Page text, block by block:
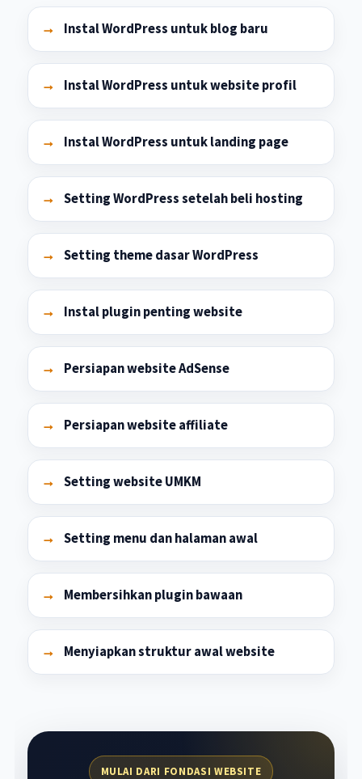
Instal WordPress untuk blog baru
Instal WordPress untuk website profil
Instal WordPress untuk landing page
Setting WordPress setelah beli hosting
Setting theme dasar WordPress
Instal plugin penting website
Persiapan website AdSense
Persiapan website affiliate
Setting website UMKM
Setting menu dan halaman awal
Membersihkan plugin bawaan
Menyiapkan struktur awal website
MULAI DARI FONDASI WEBSITE